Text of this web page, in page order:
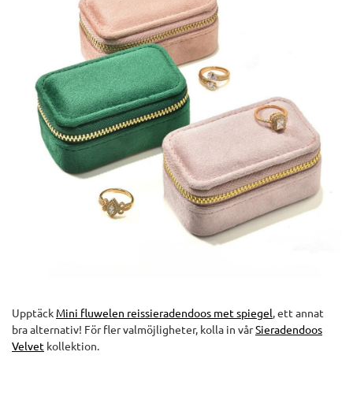
Upptäck Mini fluwelen reissieradendoos met spiegel , ett annat
bra alternativ! För fler valmöjligheter, kolla in vårSieradendoos
Velvet kollektion.